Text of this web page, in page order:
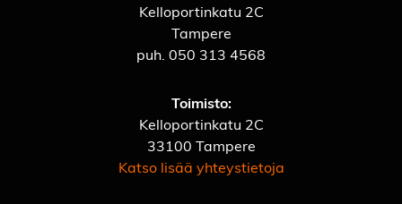
Kelloportinkatu 2C
Tampere
puh. 050 313 4568
Toimisto:
Kelloportinkatu 2C
33100 Tampere
Katso lisää yhteystietoja